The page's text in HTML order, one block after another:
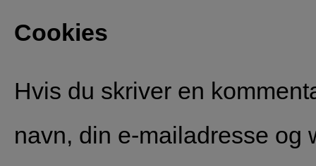
Cookies
Hvis du skriver en
navn, din e-mailadresse